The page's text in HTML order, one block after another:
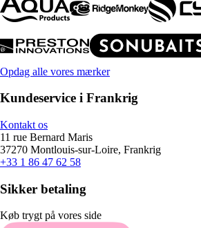
Opdag alle vores mærker
Kundeservice i Frankrig
Kontakt os
11 rue Bernard Maris
37270 Montlouis-sur-Loire, Frankrig
+33 1 86 47 62 58
Sikker betaling
Køb trygt på vores side